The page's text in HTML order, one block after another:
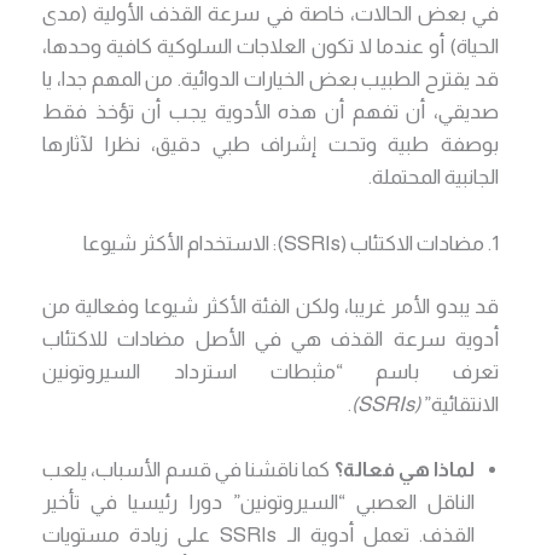
في بعض الحالات، خاصة في سرعة القذف الأولية (مدى
الحياة) أو عندما لا تكون العلاجات السلوكية كافية وحدها،
قد يقترح الطبيب بعض الخيارات الدوائية. من المهم جدا، يا
صديقي، أن تفهم أن هذه الأدوية يجب أن تؤخذ فقط
بوصفة طبية وتحت إشراف طبي دقيق، نظرا لآثارها
الجانبية المحتملة.
1. مضادات الاكتئاب (SSRIs): الاستخدام الأكثر شيوعا
قد يبدو الأمر غريبا، ولكن الفئة الأكثر شيوعا وفعالية من
أدوية سرعة القذف هي في الأصل مضادات للاكتئاب
تعرف باسم “مثبطات استرداد السيروتونين
الانتقائية”(SSRIs)
.
لماذا هي فعالة؟ كما ناقشنا في قسم الأسباب، يلعب
الناقل العصبي “السيروتونين” دورا رئيسيا في تأخير
القذف. تعمل أدوية الـ SSRIs على زيادة مستويات